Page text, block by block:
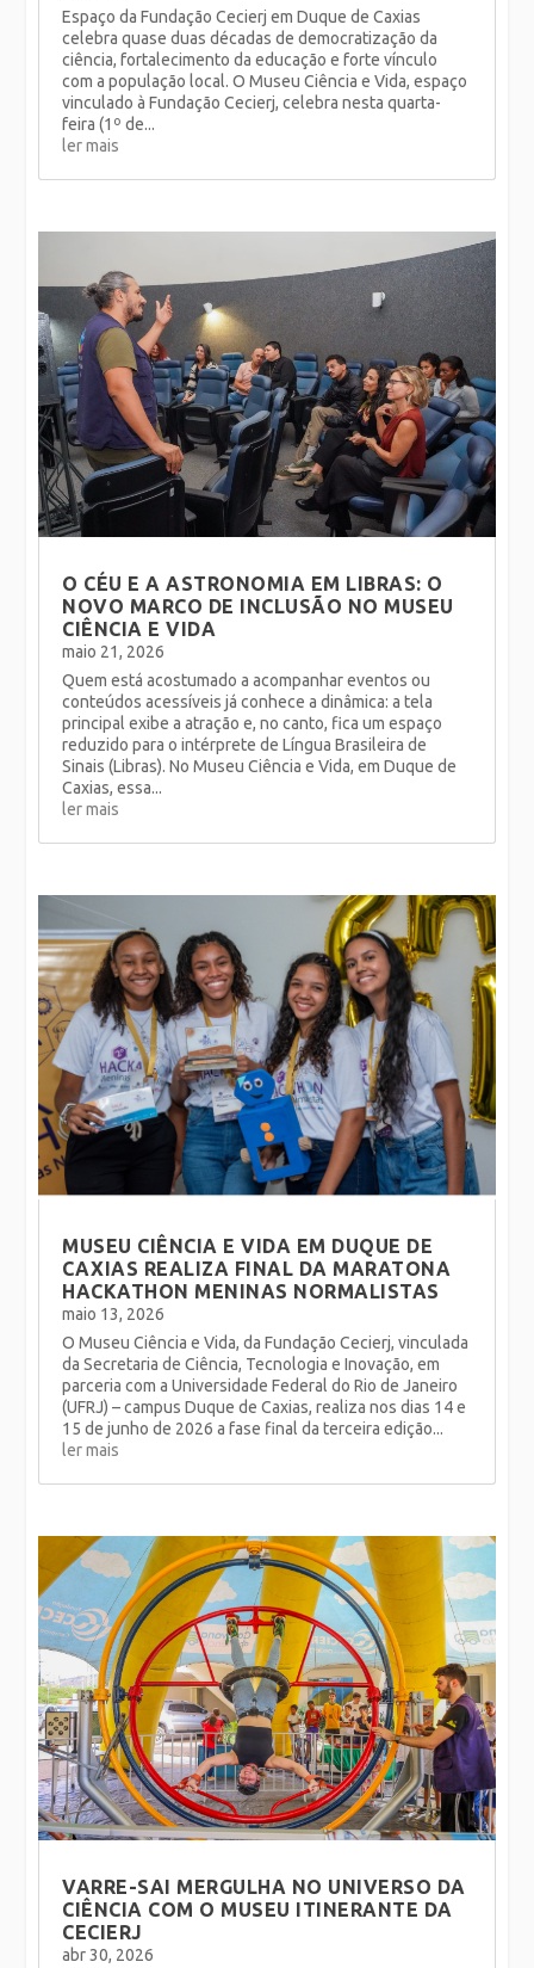
Espaço da Fundação Cecierj em Duque de Caxias
celebra quase duas décadas de democratização da
ciência, fortalecimento da educação e forte vínculo
com a população local. O Museu Ciência e Vida, espaço
vinculado à Fundação Cecierj, celebra nesta quarta-
feira (1º de...
ler mais
O CÉU E A ASTRONOMIA EM LIBRAS: O
NOVO MARCO DE INCLUSÃO NO MUSEU
CIÊNCIA E VIDA
maio 21, 2026
Quem está acostumado a acompanhar eventos ou
conteúdos acessíveis já conhece a dinâmica: a tela
principal exibe a atração e, no canto, fica um espaço
reduzido para o intérprete de Língua Brasileira de
Sinais (Libras). No Museu Ciência e Vida, em Duque de
Caxias, essa...
ler mais
MUSEU CIÊNCIA E VIDA EM DUQUE DE
CAXIAS REALIZA FINAL DA MARATONA
HACKATHON MENINAS NORMALISTAS
maio 13, 2026
O Museu Ciência e Vida, da Fundação Cecierj, vinculada
da Secretaria de Ciência, Tecnologia e Inovação, em
parceria com a Universidade Federal do Rio de Janeiro
(UFRJ) – campus Duque de Caxias, realiza nos dias 14 e
15 de junho de 2026 a fase final da terceira edição...
ler mais
VARRE-SAI MERGULHA NO UNIVERSO DA
CIÊNCIA COM O MUSEU ITINERANTE DA
CECIERJ
abr 30, 2026